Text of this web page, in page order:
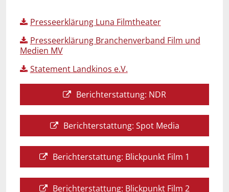
Presseerklärung Luna Filmtheater
Presseerklärung Branchenverband Film und
Medien MV
Statement Landkinos e.V.
Berichterstattung: NDR
Berichterstattung: Spot Media
Berichterstattung: Blickpunkt Film 1
Berichterstattung: Blickpunkt Film 2